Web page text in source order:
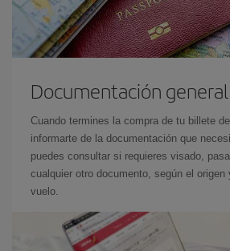
Documentación general
Cuando termines la compra de tu billete
informarte de la documentación que
puedes consultar si requieres visado,
cualquier otro documento, según el
vuelo.